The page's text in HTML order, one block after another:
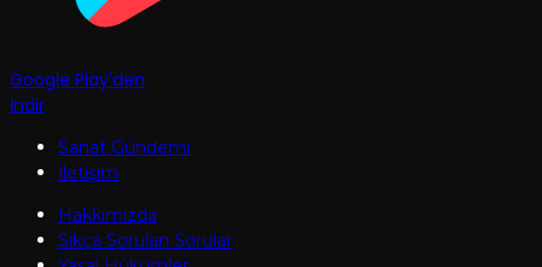
Google Play'den
İndir
Sanat Gündemi
İletişim
Hakkımızda
Sıkça Sorulan Sorular